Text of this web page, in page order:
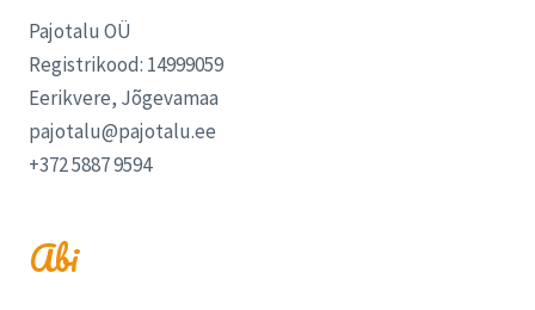
Pajotalu OÜ
Registrikood: 14999059
Eerikvere, Jõgevamaa
pajotalu@pajotalu.ee
+372 5887 9594
Abi